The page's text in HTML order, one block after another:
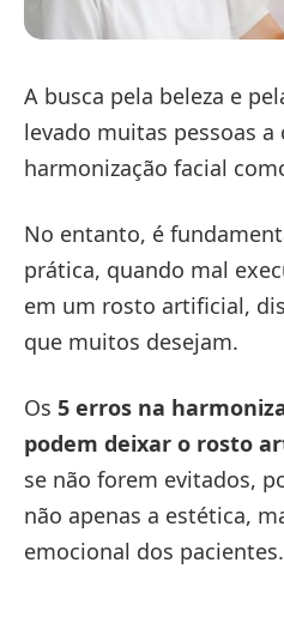
A busca pela beleza e
levado muitas pessoas a
harmonização facial
No entanto, é
prática, quando mal
em um rosto artificial,
que muitos desejam.
Os 5 erros na
podem deixar o rosto
se não forem evitados,
não apenas a estética,
emocional dos pacientes.